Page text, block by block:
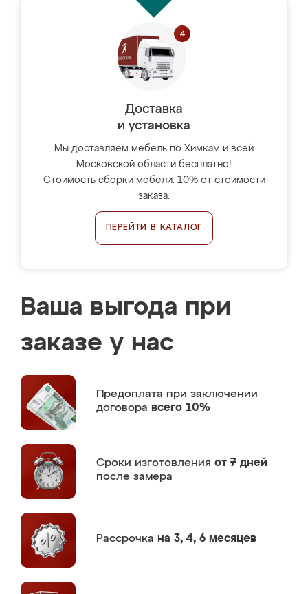
Доставка
и установка
Мы доставляем мебель по Химкам и всей
Московской области бесплатно!
Стоимость сборки мебели: 10% от стоимости
заказа.
ПЕРЕЙТИ В КАТАЛОГ
Ваша выгода при
заказе у нас
Предоплата при заключении
договора всего 10%
Сроки изготовления от 7 дней
после замера
Рассрочка на 3, 4, 6 месяцев